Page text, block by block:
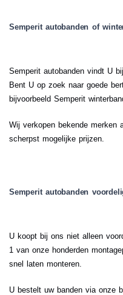
Semperit autobanden of
Semperit autobanden vindt U
Bent U op zoek naar goede
bijvoorbeeld Semperit
Wij verkopen bekende merken
scherpst mogelijke prijzen.
Semperit autobanden
U koopt bij ons niet alleen
1 van onze honderden
snel laten monteren.
U bestelt uw banden via onze